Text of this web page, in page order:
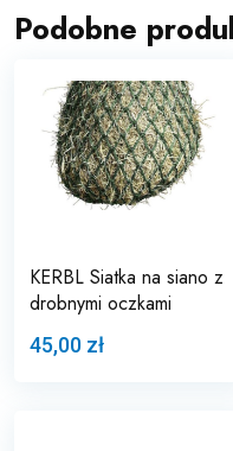
Podobne
KERBL Siatka na siano z
drobnymi oczkami
45,00 zł